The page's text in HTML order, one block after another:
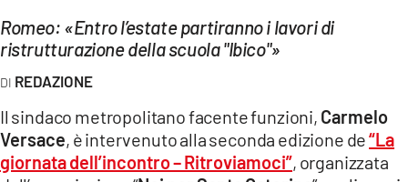
LAC ONAIR
Network
LACPLAY.IT
Romeo: «Entro l’estate partiranno i lavori di
ristrutturazione della scuola "Ibico"»
REDAZIONE
Il sindaco metropolitano facente funzioni, Carmelo
Versace, è intervenuto alla seconda edizione de“La
giornata dell’incontro – Ritroviamoci”, organizzata